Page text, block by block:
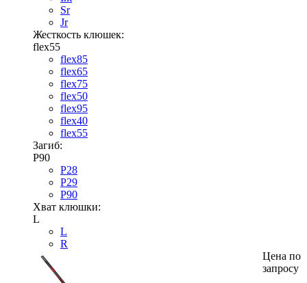
Sr
Jr
Жесткость клюшек:
flex55
flex85
flex65
flex75
flex50
flex95
flex40
flex55
Загиб:
P90
P28
P29
P90
Хват клюшки:
L
L
R
Цена по
запросу